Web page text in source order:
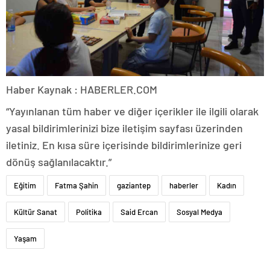
Haber Kaynak : HABERLER.COM
“Yayınlanan tüm haber ve diğer içerikler ile ilgili olarak
yasal bildirimlerinizi bize iletişim sayfası üzerinden
iletiniz. En kısa süre içerisinde bildirimlerinize geri
dönüş sağlanılacaktır.”
Eğitim Fatma Şahin gaziantep haberler Kadın
Kültür Sanat Politika Said Ercan Sosyal Medya
Yaşam